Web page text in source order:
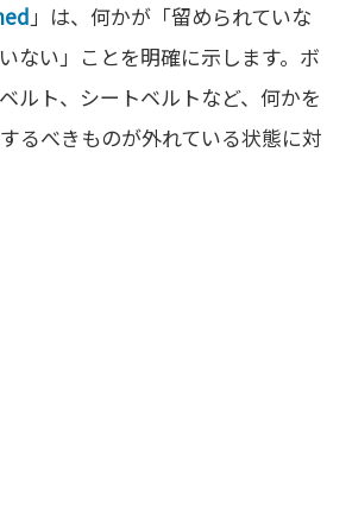
」は、何かが「留められていな
ない」ことを明確に示します。ボ
ルト、シートベルトなど、何かを
るべきものが外れている状態に対